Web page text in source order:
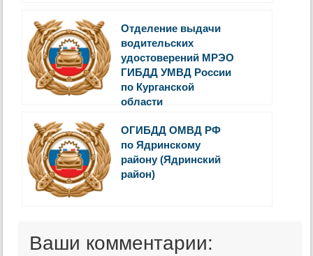
Отделение выдачи
водительских
удостоверений МРЭО
ГИБДД УМВД России
по Курганской
области
ОГИБДД ОМВД РФ
по Ядринскому
району (Ядринский
район)
Ваши комментарии: